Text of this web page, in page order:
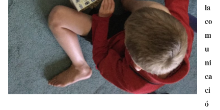
la
co
m
u
ni
ca
ci
ó